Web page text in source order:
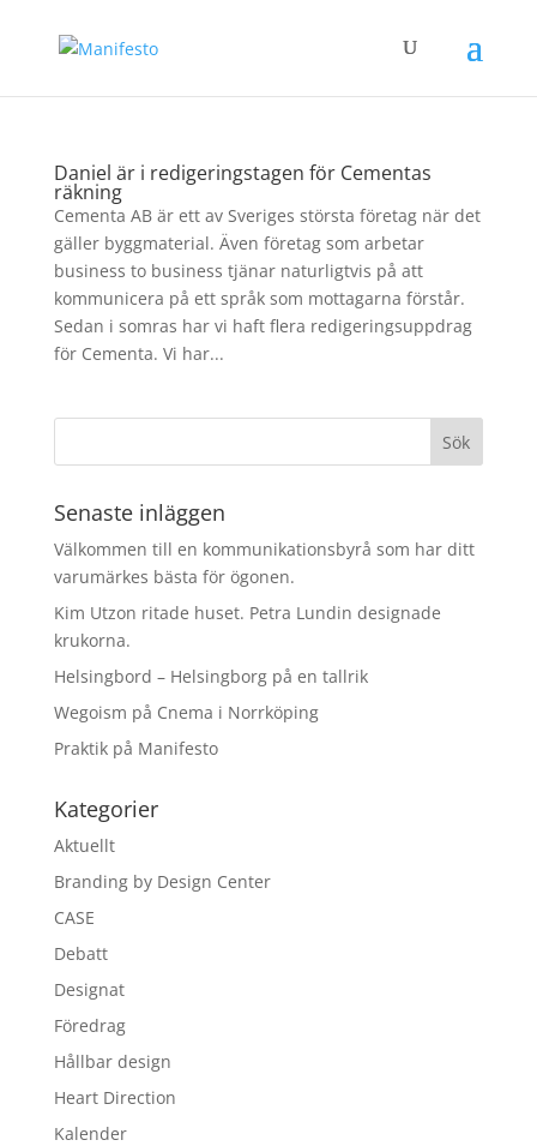
Daniel är i redigeringstagen för Cementas
räkning
Cementa AB är ett av Sveriges största företag när det
gäller byggmaterial. Även företag som arbetar
business to business tjänar naturligtvis på att
kommunicera på ett språk som mottagarna förstår.
Sedan i somras har vi haft flera redigeringsuppdrag
för Cementa. Vi har...
Senaste inläggen
Välkommen till en kommunikationsbyrå som har ditt
varumärkes bästa för ögonen.
Kim Utzon ritade huset. Petra Lundin designade
krukorna.
Helsingbord – Helsingborg på en tallrik
Wegoism på Cnema i Norrköping
Praktik på Manifesto
Kategorier
Aktuellt
Branding by Design Center
CASE
Debatt
Designat
Föredrag
Hållbar design
Heart Direction
Kalender